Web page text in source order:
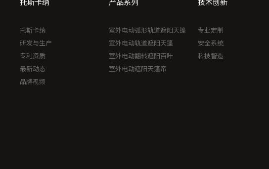
托斯卡纳
研发与生产
专利资质
最新动态
品牌视频
室外电动弧形轨道遮阳天篷
室外电动轨道遮阳天篷
室外电动翻转遮阳百叶
室外电动遮阳天篷帘
专业定制
安全系统
科技智造